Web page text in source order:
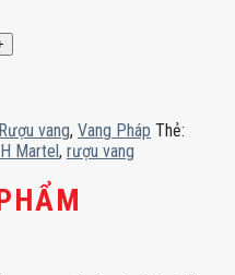
Rượu vang, Vang Pháp Thẻ:
Martel, rượu vang